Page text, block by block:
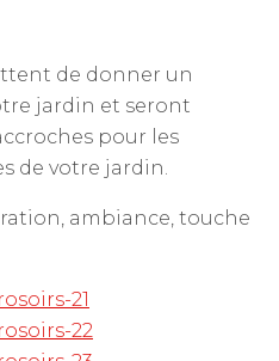
de donner un
jardin et seront
pour les
de votre jardin.
ambiance, touche